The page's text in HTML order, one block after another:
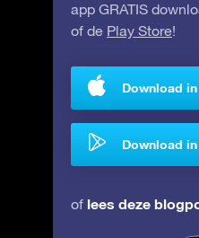
app GRATIS
of de Play Store!
Download
Download
of lees deze